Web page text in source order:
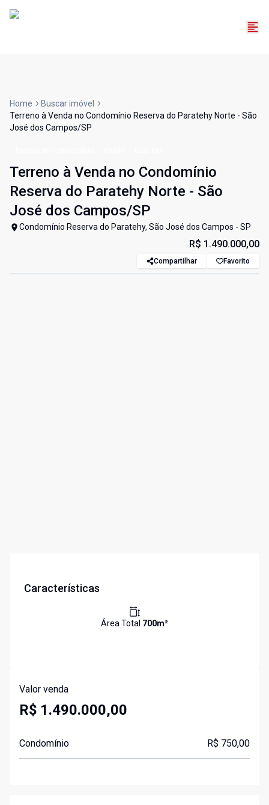
Home
Buscar imóvel
Terreno à Venda no Condomínio Reserva do Paratehy Norte - São
José dos Campos/SP
Terreno à Venda no Condomínio
Reserva do Paratehy Norte - São
José dos Campos/SP
Condomínio Reserva do Paratehy, São José dos Campos - SP
R$ 1.490.000,00
Compartilhar Favorito
Características
Área Total 700m²
Valor venda
R$ 1.490.000,00
Condomínio R$ 750,00